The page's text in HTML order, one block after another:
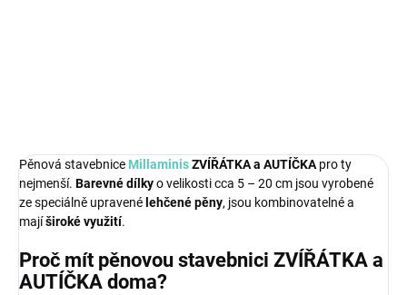
Pěnová stavebnice MillaminisZVÍŘÁTKA a AUTÍČKApro ty
nejmenší. Barevné dílkyo velikosti cca 5 – 20 cm jsou vyrobené
ze speciálně upravené lehčené pěny, jsou kombinovatelné a
majíširoké využití.
Proč mít pěnovou stavebnici ZVÍŘÁTKA a
AUTÍČKA doma?